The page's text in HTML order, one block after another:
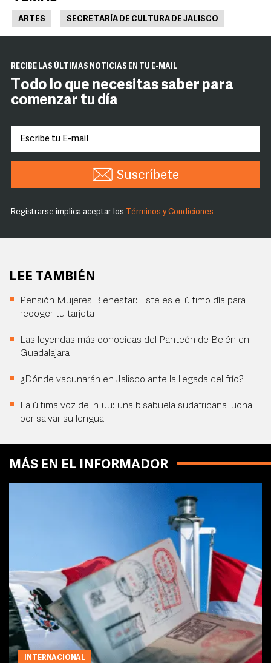
ARTES SECRETARÍA DE CULTURA DE JALISCO
RECIBE LAS ÚLTIMAS NOTICIAS EN TU E-MAIL
Todo lo que necesitas saber para
comenzar tu día
Suscríbete
Registrarse implica aceptar los Términos y Condiciones
LEE TAMBIÉN
Pensión Mujeres Bienestar: Este es el último día para
recoger tu tarjeta
Las leyendas más conocidas del Panteón de Belén en
Guadalajara
¿Dónde vacunarán en Jalisco ante la llegada del frío?
La última voz del n|uu: una bisabuela sudafricana lucha
por salvar su lengua
MÁS EN EL INFORMADOR
INTERNACIONAL